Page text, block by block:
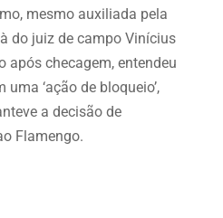
mesmo auxiliada pela
do juiz de campo Vinícius
após checagem, entendeu
‘ação de bloqueio’,
a decisão de
Flamengo.